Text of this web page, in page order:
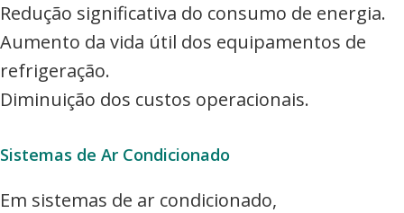
Redução significativa do consumo de energia.
Aumento da vida útil dos equipamentos de
refrigeração.
Diminuição dos custos operacionais.
Sistemas de Ar Condicionado
Em sistemas de ar condicionado,